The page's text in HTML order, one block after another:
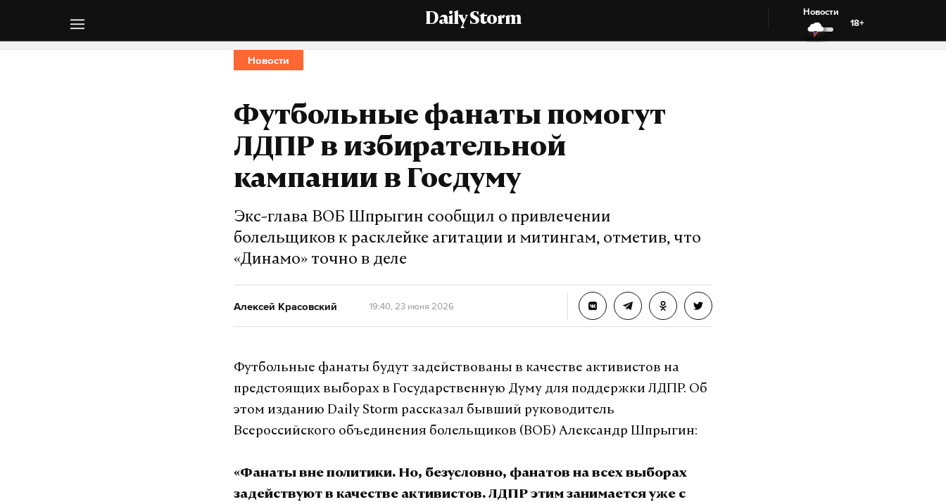
Daily Storm
Новости
18+
Новости
Футбольные фанаты помогут
ЛДПР в избирательной
кампании в Госдуму
Экс-глава ВОБ Шпрыгин сообщил о привлечении
болельщиков к расклейке агитации и митингам, отметив, что
«Динамо» точно в деле
Алексей Красовский 19:40, 23 июня 2026
Футбольные фанаты будут задействованы в качестве активистов на
предстоящих выборах в Государственную Думу для поддержки ЛДПР. Об
этом изданию Daily Storm рассказал бывший руководитель
Всероссийского объединения болельщиков (ВОБ) Александр Шпрыгин:
«Фанаты вне политики. Но, безусловно, фанатов на всех выборах
задействуют в качестве активистов. ЛДПР этим занимается уже с